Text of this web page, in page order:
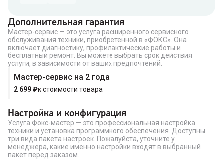
Введите номер телефона по которому можно
связаться с вами
Номер телефона
Купить в 1 клик
Дополнительная гарантия
Мастер-сервис — это услуга расширенного сервисного
обслуживания техники, приобретенной в «ФОКС». Она
включает диагностику, профилактические работы и
бесплатный ремонт. Вы можете выбрать срок действия
услуги, в зависимости от ваших предпочтений.
Мастер-сервис на 2 года
2 699₽к стоимости товара
Настройка и конфигурация
Услуга Фокс-мастер — это профессиональная настройка
техники и установка программного обеспечения. Доступны
три вида пакета настроек. Пожалуйста, уточните у
менеджера, какие именно настройки входят в выбранный
пакет перед заказом.